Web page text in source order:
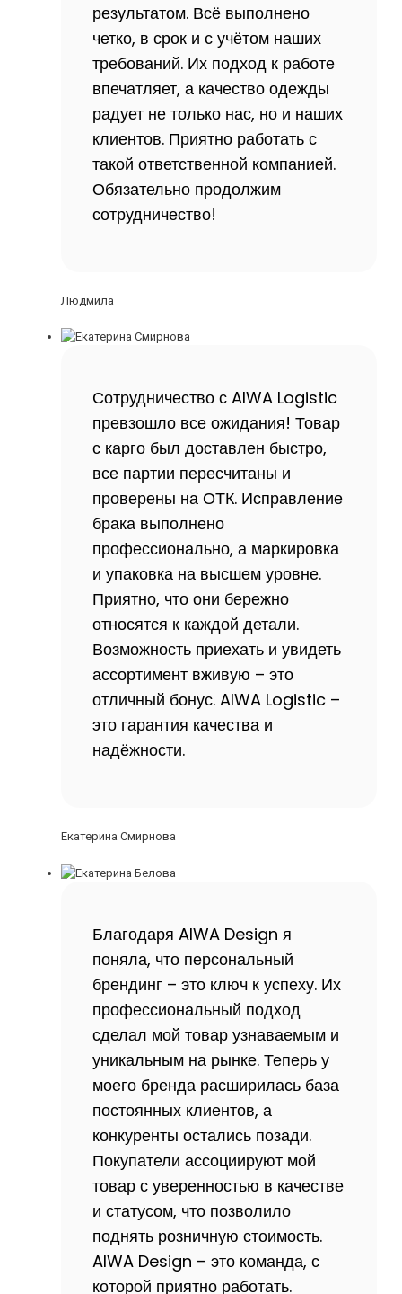
результатом. Всё выполнено
четко, в срок и с учётом наших
требований. Их подход к работе
впечатляет, а качество одежды
радует не только нас, но и наших
клиентов. Приятно работать с
такой ответственной компанией.
Обязательно продолжим
сотрудничество!
Людмила
Сотрудничество с AIWA Logistic
превзошло все ожидания! Товар
с карго был доставлен быстро,
все партии пересчитаны и
проверены на ОТК. Исправление
брака выполнено
профессионально, а маркировка
и упаковка на высшем уровне.
Приятно, что они бережно
относятся к каждой детали.
Возможность приехать и увидеть
ассортимент вживую – это
отличный бонус. AIWA Logistic –
это гарантия качества и
надёжности.
Екатерина Смирнова
Благодаря AIWA Design я
поняла, что персональный
брендинг – это ключ к успеху. Их
профессиональный подход
сделал мой товар узнаваемым и
уникальным на рынке. Теперь у
моего бренда расширилась база
постоянных клиентов, а
конкуренты остались позади.
Покупатели ассоциируют мой
товар с уверенностью в качестве
и статусом, что позволило
поднять розничную стоимость.
AIWA Design – это команда, с
которой приятно работать.